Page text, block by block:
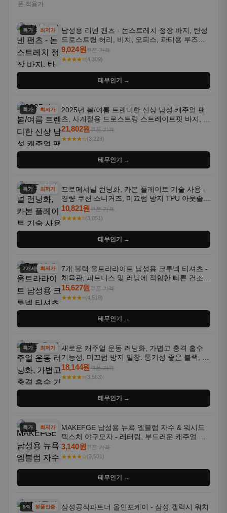
폰 적용가
특가 최저가
남성용 리넨 팬츠 - 논스트레치 정장 바지, 탄성
드로스트링 허리, 비치, 오피스, 파티용 루즈핏
트라우저 - 세탁기 사용 가능한 캐주얼 정장 의
상
9,024원쿠폰 가격
★★★★⭐(4,309)
테무인기 →
특가 최저가
2025년 봄/여름 트렌디한 신상 남성 캐주얼 팬
츠, 사계절용 드로스트링 스트레이트핏 바지, 한
국 스타일, 활용도 높은 아웃도어 및 정장용, 발
목 바지
21,802원쿠폰 가격
★★★★☆(3,228)
테무인기 →
특가 최저가
프로페셔널 런닝화, 카본 플레이트 기술 사용 -
경량 쿠션 스니커즈, 미끄럼 방지 TPU 아웃솔,
통기성 화이트-퍼플 그라데이션, 헬스, 트레이
닝 - 남성용, 여성용, 모든 계절에 적합
10,821원쿠폰 가격
★★★★⭐(3,051)
테무인기 →
7개세트최저가
7개 블랙 울트라라이트 남성용 크루넥 티셔츠 -
체육관, 피트니스 및 러닝에 적합한 빠른 건조,
통기성 좋은 수분 흡수 반팔 운동복
15,627원쿠폰 가격
★★★★⭐(4,518)
테무인기 →
특가 최저가
새로운 캐주얼 운동 러닝화, 가볍고 충격 흡수
기능성, 미끄럼 방지 밑창. 통기성 좋은 블랙, 화
이트, 퍼플 그라데이션 색상
18,144원쿠폰 가격
★★★★⭐(3,563)
테무인기 →
특가 최저가
MAKEFGE 남성용 뉴욕 엠블럼 자수 & 워시드
텍스처 야구모자 - 레터링, 부드러운 캐주얼 모
자, NYC 스타일
3,140원쿠폰 가격
★★★★☆(3,501)
테무인기 →
5% 할인정품인증
삼성공식파트너 올인포케이 - 삼성 갤럭시 워치